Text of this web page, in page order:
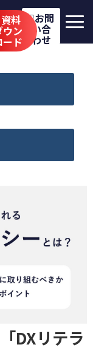
資料
ウン
ード
お問
い合
わせ
DXリテラ